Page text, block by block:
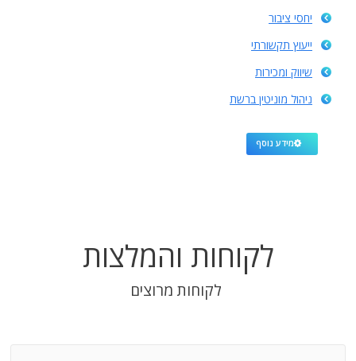
יחסי ציבור
ייעוץ תקשורתי
שיווק ומכירות
ניהול מוניטין ברשת
מידע נוסף
לקוחות והמלצות
לקוחות מרוצים